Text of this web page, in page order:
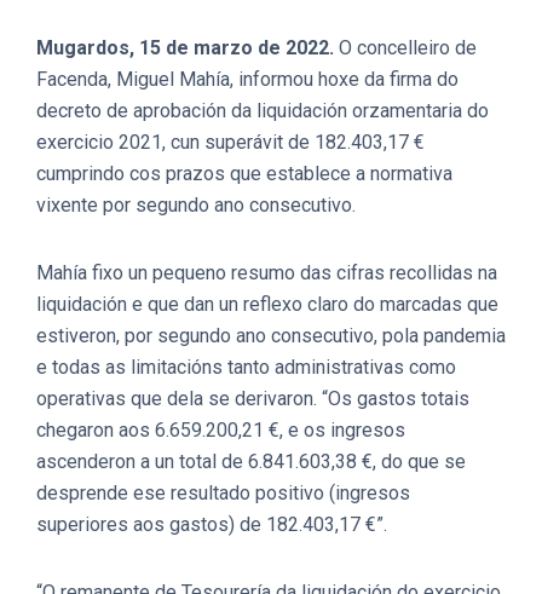
Mugardos, 15 de marzo de 2022. O concelleiro de
Facenda, Miguel Mahía, informou hoxe da firma do
decreto de aprobación da liquidación orzamentaria do
exercicio 2021, cun superávit de 182.403,17 €
cumprindo cos prazos que establece a normativa
vixente por segundo ano consecutivo.
Mahía fixo un pequeno resumo das cifras recollidas na
liquidación e que dan un reflexo claro do marcadas que
estiveron, por segundo ano consecutivo, pola pandemia
e todas as limitacións tanto administrativas como
operativas que dela se derivaron. “Os gastos totais
chegaron aos 6.659.200,21 €, e os ingresos
ascenderon a un total de 6.841.603,38 €, do que se
desprende ese resultado positivo (ingresos
superiores aos gastos) de 182.403,17 €”.